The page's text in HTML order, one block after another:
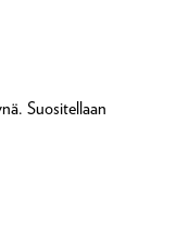
Suositellaan